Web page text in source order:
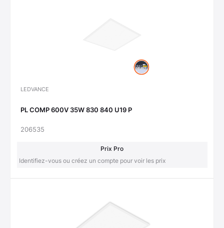
LEDVANCE
PL COMP 600V 35W 830 840 U19 P
206535
Prix Pro
Identifiez-vous ou créez un compte pour voir les prix